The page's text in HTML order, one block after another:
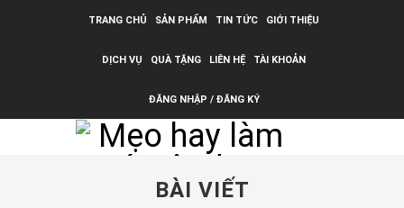
TRANG CHỦ SẢN PHẨM TIN TỨC GIỚI THIỆU
DỊCH VỤ QUÀ TẶNG LIÊN HỆ TÀI KHOẢN
ĐĂNG NHẬP / ĐĂNG KÝ
BÀI VIẾT